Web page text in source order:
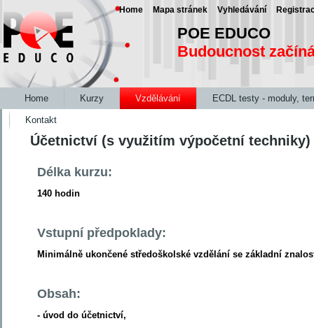
POE EDUCO
Budoucnost
Home Kurzy Vzdělávání ECDL testy - moduly,
Kontakt
Účetnictví (s využitím výpočetní techniky)
Délka kurzu:
140 hodin
Vstupní předpoklady:
Minimálně ukončené středoškolské vzdělání se základní
Obsah:
- úvod do účetnictví,
Home Mapa stránek Vyhledávání